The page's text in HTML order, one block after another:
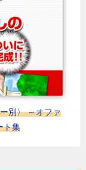
別〉 ～オファ
ト集